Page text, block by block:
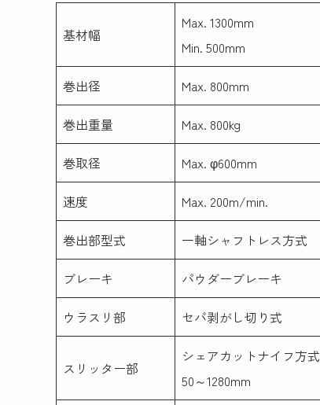
基材幅
Max. 1300mm
Min. 500mm
巻出径 Max. 800mm
巻出重量 Max. 800kg
巻取径 Max. φ600mm
速度 Max. 200m/min.
巻出部型式 一軸シャフトレス方式
ブレーキ パウダーブレーキ
ウラスリ部 セパ剥がし切り式
スリッター部
シェアカットナイフ方式
50～1280mm